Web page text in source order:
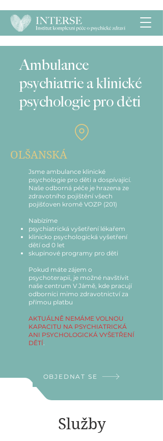
Ambulance
psychiatrie a klinické
psychologie pro děti
OLŠANSKÁ
Jsme ambulance klinické
psychologie pro děti a dospívající.
Naše odborná péče je hrazena ze
zdravotního pojištění všech
pojišťoven kromě VOZP (201)
Nabízíme
psychiatrická vyšetření lékařem
klinicko psychologická vyšetření
dětí od 0 let
skupinové programy pro děti
Pokud máte zájem o
psychoterapii, je možné navštívit
naše centrum V Jámě, kde pracují
odborníci mimo zdravotnictví za
přímou platbu
AKTUÁLNĚ NEMÁME VOLNOU
KAPACITU NA PSYCHIATRICKÁ
ANI PSYCHOLOGICKÁ VYŠETŘENÍ
DĚTÍ.
OBJEDNAT SE
Služby